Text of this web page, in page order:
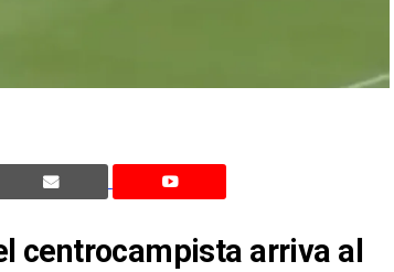
centrocampista arriva al